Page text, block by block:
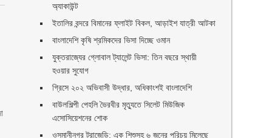
অ্যাকাউন্ট
ইতালির বন্দরে বিমানের ফ্লাইট বিকল, আড়াইশ যাত্রী আটকা
বাংলাদেশি কৃষি শ্রমিকদের ভিসা দিচ্ছে ওমান
যুক্তরাজ্যের গ্লোবাল ট্যালেন্ট ভিসা: তিন বছরে স্থায়ী
হওয়ার সুযোগ
গ্রিসে ২০২ অভিবাসী উদ্ধার, অধিকাংশই বাংলাদেশি
বাউলশিল্পী পেহলি ভৈরবীর মৃত্যুতে সিলেট মিউজিক
এসোসিয়েশনের শোক
ওসমানীনগর ট্রাজেডি: এক শিশুসহ ৬ জনের পরিচয় মিলেছে